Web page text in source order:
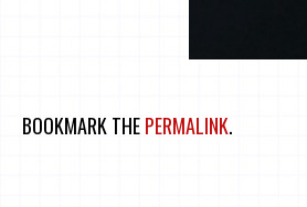
BOOKMARK THEPERMALINK.